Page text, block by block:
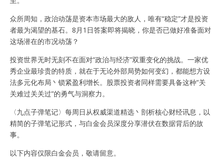
众所周知，政治动荡是资本市场最大的敌人，唯有“稳定”才是投资
者最为渴望的基石。8月1日答案即将揭晓，你是否已做好准备面对
这场潜在的市况动荡？
投资世界无时无刻不在面对“政治与经济”双重变化的挑战。一家优
秀企业最珍贵的特质，就在于无论外部局势如何变幻，都能想方设
法多元化布局丶锁紧盈利增长。股票投资者同样需要具备这种“关
关难过关关过”的勇气与洞察力。
〈九点子弹笔记〉每周日从权威渠道精选丶剖析核心财经讯息，以
精简的子弹笔记形式，与白金会员深度分享潜伏在数据背后的故
事。
以下内容仅限白金会员，敬请留意。